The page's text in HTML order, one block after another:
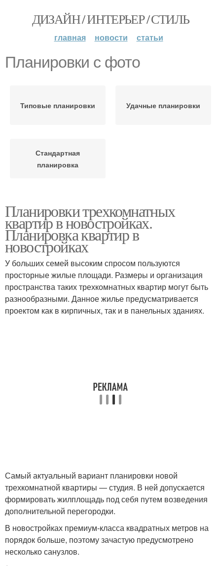
ДИЗАЙН / ИНТЕРЬЕР / СТИЛЬ
главная новости статьи
Планировки с фото
Типовые планировки Удачные планировки
Стандартная
планировка
Планировки трехкомнатных
квартир в новостройках.
Планировка квартир в
новостройках
У больших семей высоким спросом пользуются
просторные жилые площади. Размеры и организация
пространства таких трехкомнатных квартир могут быть
разнообразными. Данное жилье предусматривается
проектом как в кирпичных, так и в панельных зданиях.
Самый актуальный вариант планировки новой
трехкомнатной квартиры — студия. В ней допускается
формировать жилплощадь под себя путем возведения
дополнительной перегородки.
В новостройках премиум-класса квадратных метров на
порядок больше, поэтому зачастую предусмотрено
несколько санузлов.